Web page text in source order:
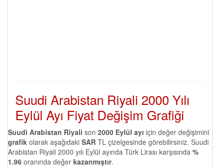
Suudi Arabistan Riyali 2000 Yılı
Eylül Ayı Fiyat Değişim Grafiği
Suudi Arabistan Riyali son 2000 Eylül ayı için değer değişimini
grafik olarak aşağıdaki SAR TL çizelgesinde görebilirsiniz. Suudi
Arabistan Riyali 2000 yılı Eylül ayında Türk Lirası karşısında %
1.96 oranında değer kazanmıştır.